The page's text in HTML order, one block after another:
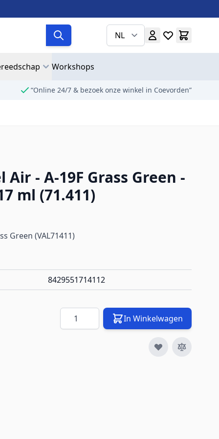
NL
Workshops
“Online 24/7 & bezoek onze winkel in Coevorden”
- A-19F Grass Green -
ml (71.411)
Green (VAL71411)
8429551714112
Aantal In Winkelwagen